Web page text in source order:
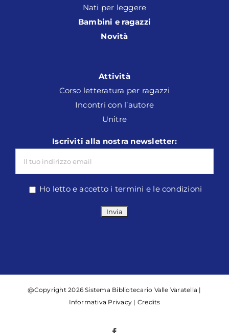
Nati per leggere
Bambini e ragazzi
Novità
Attività
Corso letteratura per ragazzi
Incontri con l’autore
Unitre
Iscriviti alla nostra newsletter:
Ho letto e accetto i termini e le condizioni
@Copyright 2026 Sistema Bibliotecario Valle Varatella |
Informativa Privacy | Credits